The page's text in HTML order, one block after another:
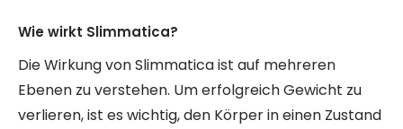
Wie wirkt Slimmatica?
Die Wirkung von Slimmatica ist auf mehreren
Ebenen zu verstehen. Um erfolgreich Gewicht zu
verlieren, ist es wichtig, den Körper in einen Zustand